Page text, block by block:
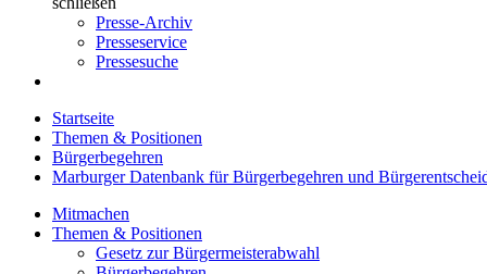
Presse-Archiv
Presseservice
Pressesuche
Startseite
Themen & Positionen
Bürgerbegehren
Marburger Datenbank für Bürgerbegehren und
Mitmachen
Themen & Positionen
Gesetz zur Bürgermeisterabwahl